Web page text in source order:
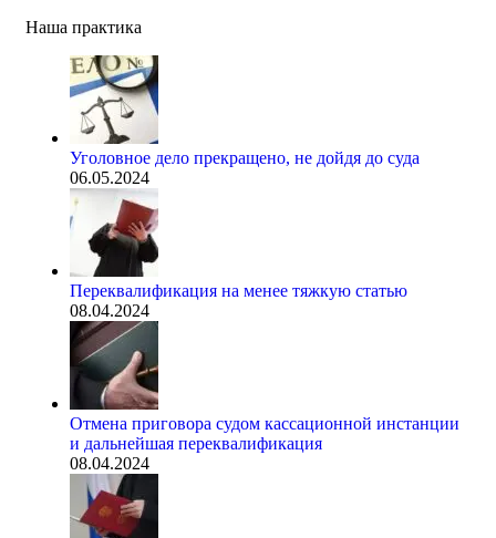
Наша практика
Уголовное дело прекращено, не дойдя до суда
06.05.2024
Переквалификация на менее тяжкую статью
08.04.2024
Отмена приговора судом кассационной инстанции
и дальнейшая переквалификация
08.04.2024